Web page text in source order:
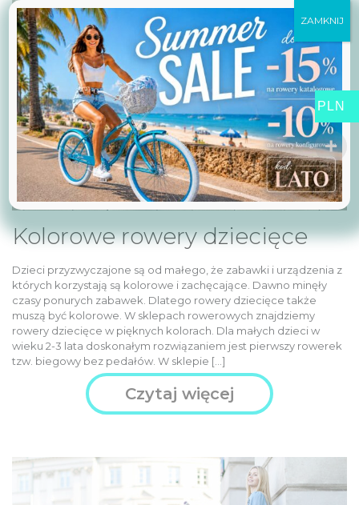
Kolorowe rowery dziecięce
Dzieci przyzwyczajone są od małego, że zabawki i urządzenia z
których korzystają są kolorowe i zachęcające. Dawno minęły
czasy ponurych zabawek. Dlatego rowery dziecięce także
muszą być kolorowe. W sklepach rowerowych znajdziemy
rowery dziecięce w pięknych kolorach. Dla małych dzieci w
wieku 2-3 lata doskonałym rozwiązaniem jest pierwszy rowerek
tzw. biegowy bez pedałów. W sklepie […]
Czytaj więcej
PLN
ZAMKNIJ